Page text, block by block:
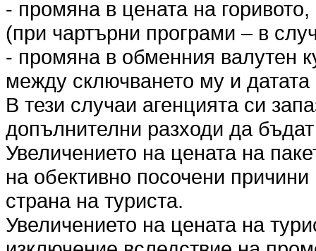
- промяна в цената на
(при чартърни програми – в
- промяна в обменния валутен
между сключването му и датата
В тези случаи агенцията си
допълнителни разходи да
Увеличението на цената на
на обективно посочени
страна на туриста.
Увеличението на цената на